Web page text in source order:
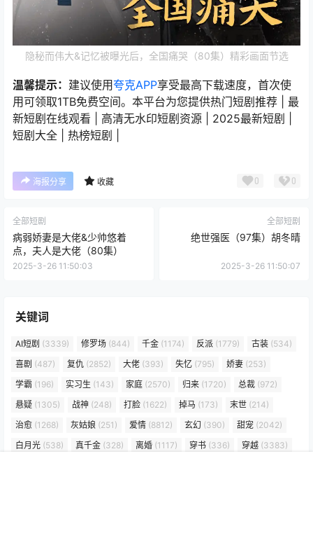
隐秘而伟大&记忆被曝光后，全国痛哭（80集）精彩画面节选
温馨提示： 建议使用夸克APP享受最高下载速度，首次使
用可领取1TB免费空间。本平台为您提供热门短剧推荐 | 最
新短剧在线观看 | 高清无水印短剧资源 | 2025最新短剧 |
短剧大全 | 热榜短剧 |
海报分享 收藏 0 0
全部短剧
病弱娇妻是大佬&少帅悠着
点，夫人是大佬（80集）
2025-3-26 11:50:03
全部短剧
绝世强医（97集）胡冬晴
2025-3-26 11:50:07
关键词
AI短剧 (3339) 修罗场 (844) 千金 (1174) 反派 (1779) 古装 (534)
喜剧 (487) 复仇 (2852) 大佬 (393) 失忆 (795) 娇妻 (253)
学霸 (196) 实习生 (143) 家庭 (2570) 归来 (1720) 总裁 (972)
悬疑 (1305) 战神 (248) 打脸 (1622) 掉马 (173) 末世 (214)
治愈 (1268) 灰姑娘 (251) 爱情 (8812) 玄幻 (390) 甜宠 (2042)
白月光 (538) 真千金 (328) 离婚 (1117) 穿书 (336) 穿越 (3383)